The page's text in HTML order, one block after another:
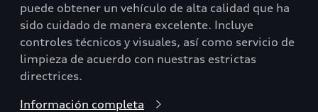
puede obtener un vehículo de alta calidad que ha
sido cuidado de manera excelente. Incluye
controles técnicos y visuales, así como servicio de
limpieza de acuerdo con nuestras estrictas
directrices.
Información completa